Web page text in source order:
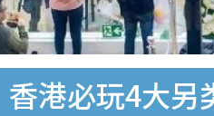
港必玩4大